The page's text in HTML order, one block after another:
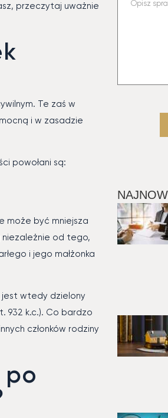
przeczytaj uważnie
Te zaś w
i w zasadzie
powołani są:
może być mniejsza
niezależnie od tego,
i jego małżonka
jest wtedy dzielony
932 k.c.). Co bardzo
członków rodziny
po